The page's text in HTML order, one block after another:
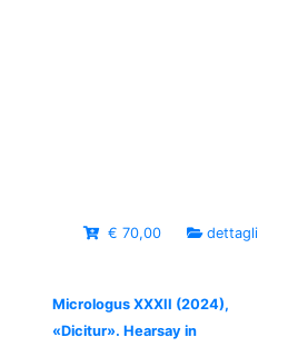
€ 70,00 dettagli
Micrologus XXXII (2024),
«Dicitur». Hearsay in